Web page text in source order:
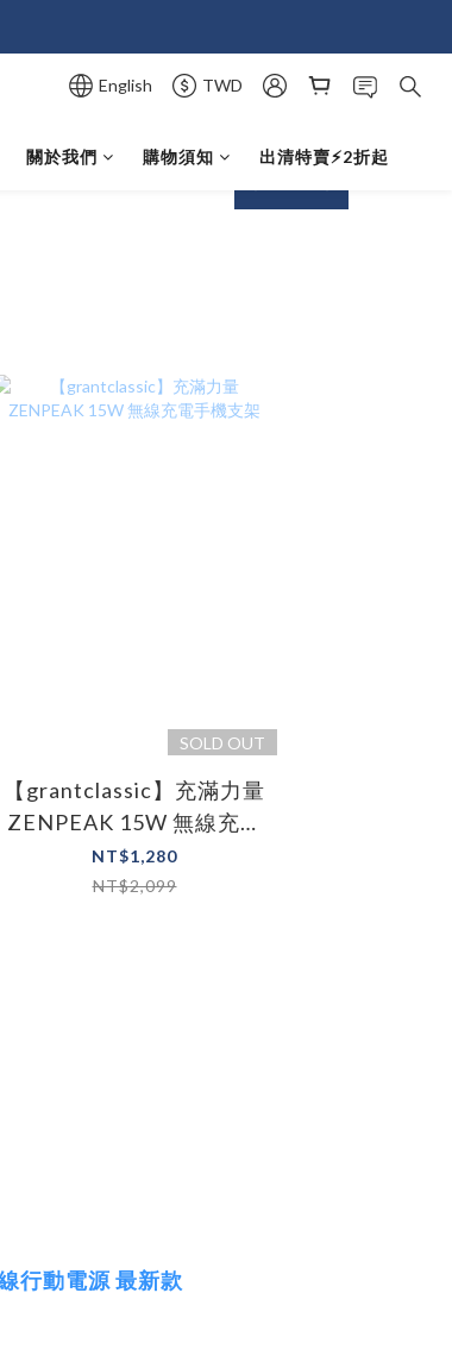
English TWD
關於我們 購物須知 出清特賣⚡️2折起
SOLD OUT
【grantclassic】充滿力量
ZENPEAK 15W 無線充電
手機支架
NT$1,280
NT$2,099
行動電源 最新款